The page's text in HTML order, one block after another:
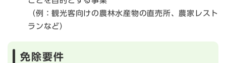
（例：観光客向けの農林水産物の直売所、農家レスト
ランなど）
免除要件